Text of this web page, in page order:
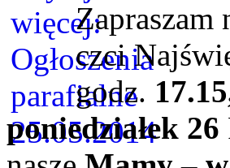
Zapraszam
czci
godz.
poniedziałek 26